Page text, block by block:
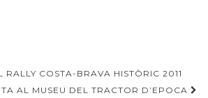
RALLY COSTA-BRAVA HISTÒRIC 2011
AL MUSEU DEL TRACTOR D’EPOCA